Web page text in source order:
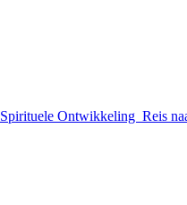
Spirituele Ontwikkeling Reis